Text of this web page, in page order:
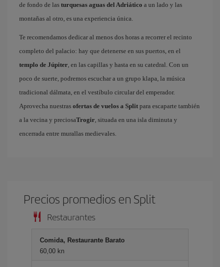
de fondo de las turquesas aguas del Adriático a un lado y las
montañas al otro, es una experiencia única.
Te recomendamos dedicar al menos dos horas a recorrer el recinto
completo del palacio: hay que detenerse en sus puertos, en el
templo de Júpiter , en las capillas y hasta en su catedral. Con un
poco de suerte, podremos escuchar a un grupo klapa, la música
tradicional dálmata, en el vestíbulo circular del emperador.
Aprovecha nuestras ofertas de vuelos a Split para escaparte también
a la vecina y preciosaTrogir , situada en una isla diminuta y
encerrada entre murallas medievales.
Precios promedios en Split
Restaurantes
Comida, Restaurante Barato
60,00 kn